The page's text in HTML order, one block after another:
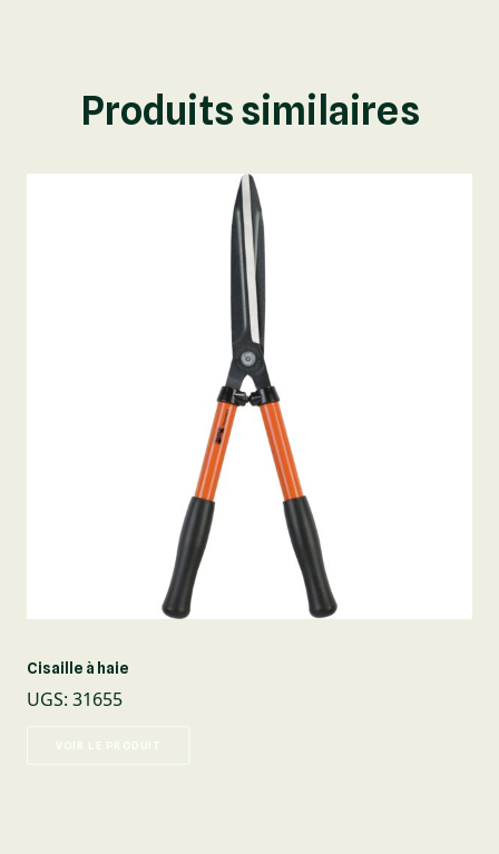
Produits similaires
Cisaille à haie
UGS: 31655
VOIR LE PRODUIT